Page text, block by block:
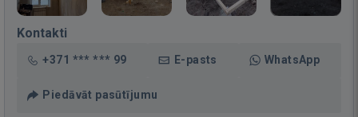
Kontakti
+371 *** *** 99 E-pasts WhatsApp
Piedāvāt pasūtījumu